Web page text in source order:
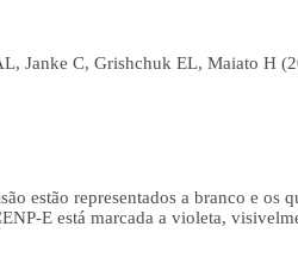
Janke C, Grishchuk EL, Maiato H
estão representados a branco e os
E está marcada a violeta,